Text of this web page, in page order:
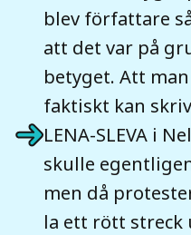
blev författare
att det var på
betyget. Att
faktiskt kan
LENA-SLEVA i
skulle
men då
la ett rött streck